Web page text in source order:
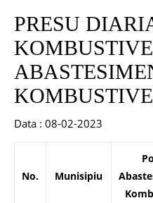
PRESU
Data : 08-02-2023
No. Munisipiu